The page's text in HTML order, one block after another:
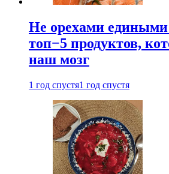
Не орехами
топ−5 продуктов,
наш мозг
1 год спустя1 год спустя